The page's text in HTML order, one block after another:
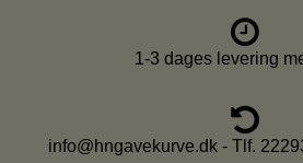
1-3 dages levering
info@hngavekurve.dk - Tlf.